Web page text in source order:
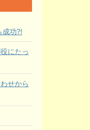
成功?!
にたっ
せから